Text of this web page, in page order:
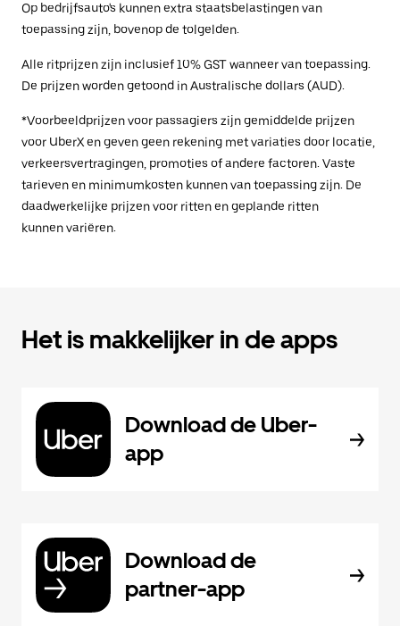
Op bedrijfsauto's kunnen extra staatsbelastingen van
toepassing zijn, bovenop de tolgelden.
Alle ritprijzen zijn inclusief 10% GST wanneer van toepassing.
De prijzen worden getoond in Australische dollars (AUD).
*Voorbeeldprijzen voor passagiers zijn gemiddelde prijzen
voor UberX en geven geen rekening met variaties door locatie,
verkeersvertragingen, promoties of andere factoren. Vaste
tarieven en minimumkosten kunnen van toepassing zijn. De
daadwerkelijke prijzen voor ritten en geplande ritten
kunnen variëren.
Het is makkelijker in de apps
Download de Uber-
app
Download de
partner-app